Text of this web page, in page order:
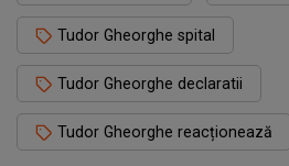
Tudor Gheorghe spital
Tudor Gheorghe declaratii
Tudor Gheorghe reacționează